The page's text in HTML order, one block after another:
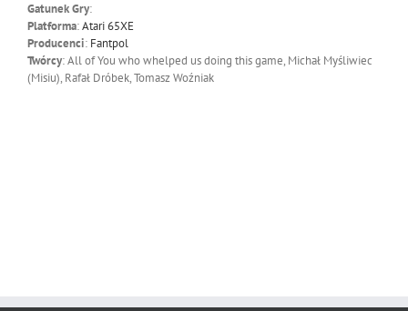
Gatunek Gry:
Platforma:Atari 65XE
Producenci: Fantpol
Twórcy: All of You who whelped us doing this game, Michał Myśliwiec
(Misiu), Rafał Dróbek, Tomasz Woźniak